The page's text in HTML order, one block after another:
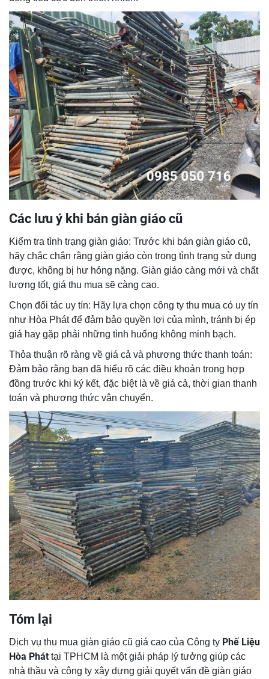
Các lưu ý khi bán giàn giáo cũ
Kiểm tra tình trạng giàn giáo: Trước khi bán giàn giáo cũ,
hãy chắc chắn rằng giàn giáo còn trong tình trạng sử dụng
được, không bị hư hỏng nặng. Giàn giáo càng mới và chất
lượng tốt, giá thu mua sẽ càng cao.
Chọn đối tác uy tín: Hãy lựa chọn công ty thu mua có uy tín
như Hòa Phát để đảm bảo quyền lợi của mình, tránh bị ép
giá hay gặp phải những tình huống không minh bạch.
Thỏa thuận rõ ràng về giá cả và phương thức thanh toán:
Đảm bảo rằng bạn đã hiểu rõ các điều khoản trong hợp
đồng trước khi ký kết, đặc biệt là về giá cả, thời gian thanh
toán và phương thức vận chuyển.
Tóm lại
Dịch vụ thu mua giàn giáo cũ giá cao của Công ty Phế Liệu
Hòa Phát tại TPHCM là một giải pháp lý tưởng giúp các
nhà thầu và công ty xây dựng giải quyết vấn đề giàn giáo